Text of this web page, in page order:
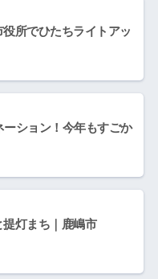
役所でひたちライトアッ
ーション！今年もすごか
提灯まち｜鹿嶋市